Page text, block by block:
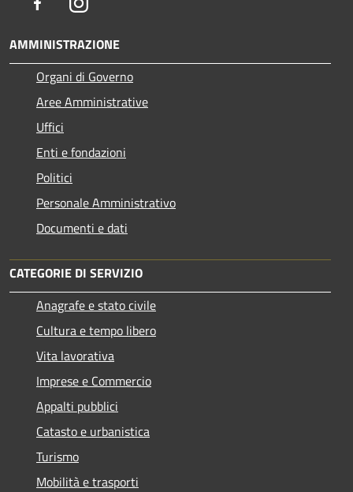
AMMINISTRAZIONE
Organi di Governo
Aree Amministrative
Uffici
Enti e fondazioni
Politici
Personale Amministrativo
Documenti e dati
CATEGORIE DI SERVIZIO
Anagrafe e stato civile
Cultura e tempo libero
Vita lavorativa
Imprese e Commercio
Appalti pubblici
Catasto e urbanistica
Turismo
Mobilità e trasporti